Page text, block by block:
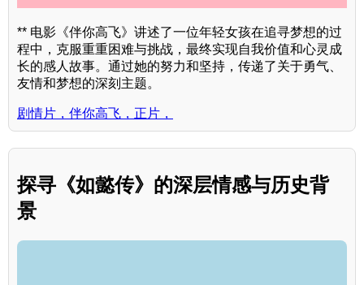
** 电影《伴你高飞》讲述了一位年轻女孩在追寻梦想的过
程中，克服重重困难与挑战，最终实现自我价值和心灵成
长的感人故事。通过她的努力和坚持，传递了关于勇气、
友情和梦想的深刻主题。
剧情片，伴你高飞，正片，
探寻《如懿传》的深层情感与历史背
景